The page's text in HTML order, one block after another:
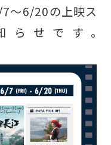
7～6/20の上映ス
せです。